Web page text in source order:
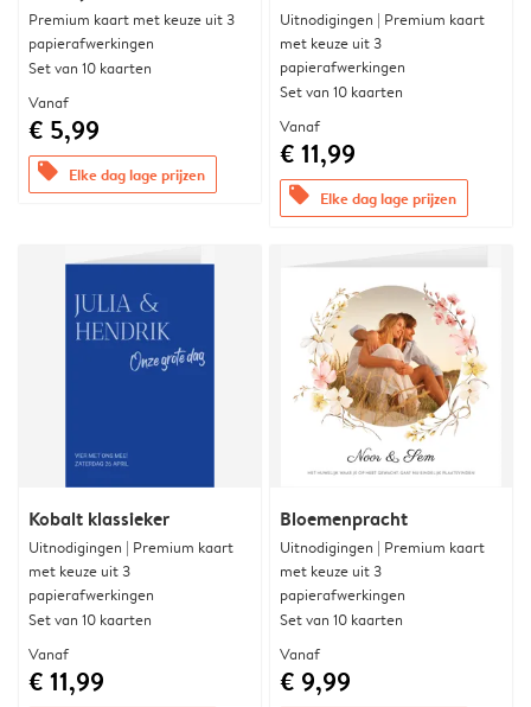
Premium kaart met keuze uit 3
papierafwerkingen
Set van 10 kaarten
Vanaf
€ 5,99
offers Elke dag lage prijzen
Uitnodigingen | Premium kaart
met keuze uit 3
papierafwerkingen
Set van 10 kaarten
Vanaf
€ 11,99
offers Elke dag lage prijzen
Kobalt klassieker
Uitnodigingen | Premium kaart
met keuze uit 3
papierafwerkingen
Set van 10 kaarten
Vanaf
€ 11,99
Bloemenpracht
Uitnodigingen | Premium kaart
met keuze uit 3
papierafwerkingen
Set van 10 kaarten
Vanaf
€ 9,99